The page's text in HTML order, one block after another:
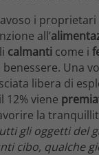
i
all’
calmanti come i
Una
libera di
12% viene
la
gli oggetti del
cibo, qualche